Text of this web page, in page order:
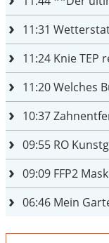
11:31
11:24 Knie TEP
11:20Welches
10:37
09:55 RO
09:09 FFP2
06:46 Mein